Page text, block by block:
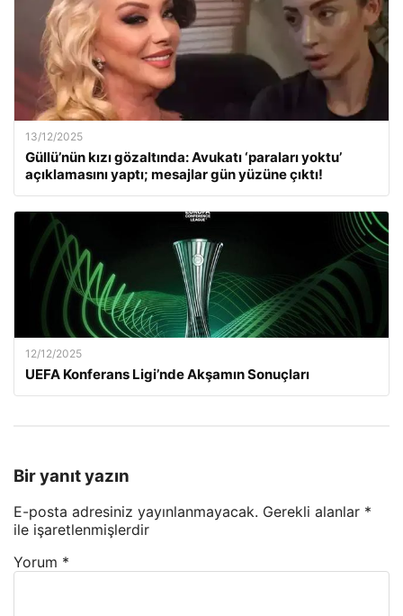
13/12/2025
Güllü’nün kızı gözaltında: Avukatı ‘paraları yoktu’
açıklamasını yaptı; mesajlar gün yüzüne çıktı!
12/12/2025
UEFA Konferans Ligi’nde Akşamın Sonuçları
Bir yanıt yazın
E-posta adresiniz yayınlanmayacak. Gerekli alanlar *
ile işaretlenmişlerdir
Yorum *